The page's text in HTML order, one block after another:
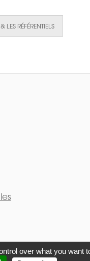
RÉFÉRENTIELS
over what you want